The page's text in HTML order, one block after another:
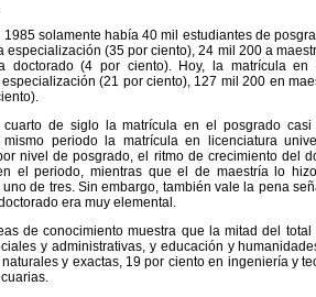
1985 solamente había 40 mil estudiantes de
especialización (35 por ciento), 24 mil 200 a
doctorado (4 por ciento). Hoy, la matrícula
(21 por ciento), 127 mil 200 en
de siglo la matrícula en el posgrado casi
periodo la matrícula en licenciatura
nivel de posgrado, el ritmo de crecimiento del
el periodo, mientras que el de maestría lo
de tres. Sin embargo, también vale la pena
era muy elemental.
de conocimiento muestra que la mitad del
y administrativas, y educación y
y exactas, 19 por ciento en ingeniería y